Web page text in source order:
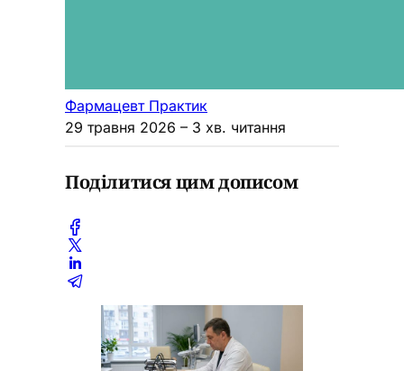
Фармацевт Практик
29 травня 2026 – 3 хв. читання
Поділитися цим дописом